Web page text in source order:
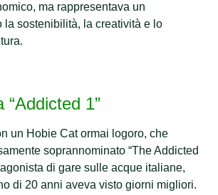
ma rappresentava un
la sostenibilità, la creatività e lo
“Addicted 1”
un Hobie Cat ormai logoro, che
soprannominato “The Addicted
di gare sulle acque italiane,
di 20 anni aveva visto giorni migliori.